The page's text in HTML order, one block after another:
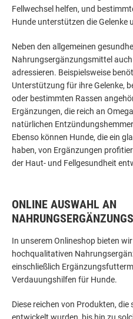
Fellwechsel helfen, und
Hunde unterstützen die Gelenke
Neben den allgemeinen
Nahrungsergänzungsmittel
adressieren. Beispielsweise
Unterstützung für ihre Gelenke,
oder bestimmten Rassen
Ergänzungen, die reich an
natürlichen
Ebenso können Hunde, die ein
haben, von Ergänzungen
der Haut- und Fellgesundheit
ONLINE AUSWAHL AN
In unserem Onlineshop bieten
hochqualitativen
einschließlich
Verdauungshilfen für Hunde.
Diese reichen von Produkten,